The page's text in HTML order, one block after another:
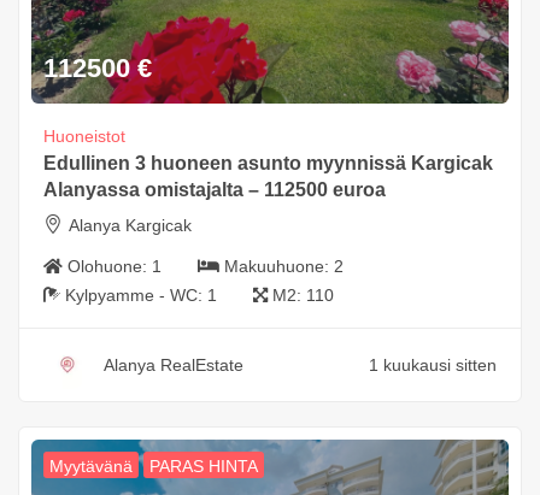
112500 €
Huoneistot
Edullinen 3 huoneen asunto myynnissä Kargicak
Alanyassa omistajalta – 112500 euroa
Alanya Kargicak
Olohuone: 1 Makuuhuone: 2
Kylpyamme - WC: 1 M2: 110
Alanya RealEstate 1 kuukausi sitten
Myytävänä PARAS HINTA